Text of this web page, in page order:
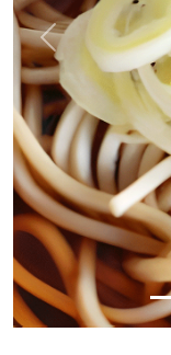
Previous